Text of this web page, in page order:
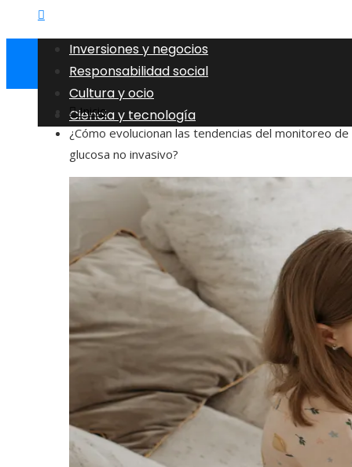
Inversiones y negocios
Responsabilidad social
Cultura y ocio
Ciencia y tecnología
Inicio
¿Cómo evolucionan las tendencias del monitoreo de
glucosa no invasivo?